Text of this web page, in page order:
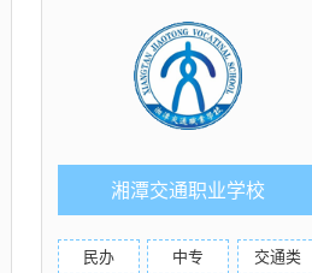
湘潭交通职业学校
民办 中专 交通类